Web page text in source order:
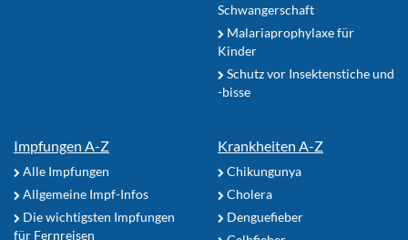
Schwangerschaft
Malariaprophylaxe für
Kinder
Schutz vor Insektenstiche und
-bisse
Impfungen A-Z
Alle Impfungen
Allgemeine Impf-Infos
Die wichtigsten Impfungen
für Fernreisen
Krankheiten A-Z
Chikungunya
Cholera
Denguefieber